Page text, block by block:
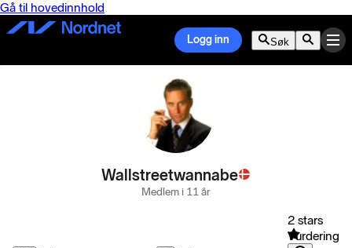
Gå til hovedinnhold
Logg inn Søk
Wallstreetwannabe
Medlem i 11 år
2 stars
Vurdering